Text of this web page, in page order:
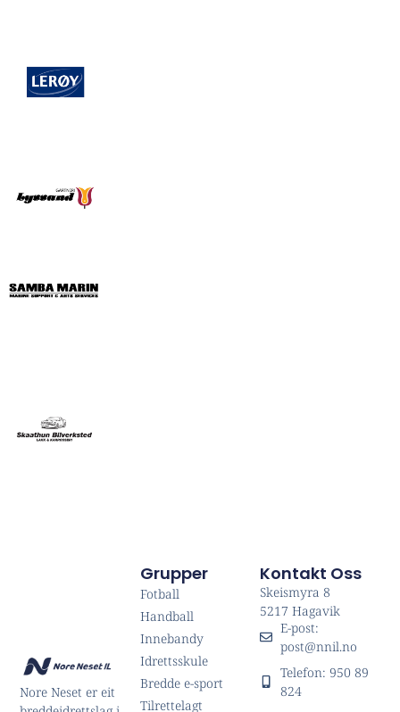
Nore Neset er eit
Grupper
Fotball
Handball
Innebandy
Idrettsskule
Bredde e-sport
Tilrettelagt
Kontakt Oss
Skeismyra 8
5217 Hagavik
E-post:
post@nnil.no
Telefon: 950 89
824